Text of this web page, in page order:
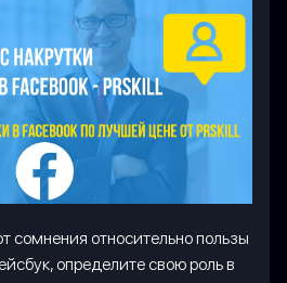
сомнения относительно пользы
определите свою роль в